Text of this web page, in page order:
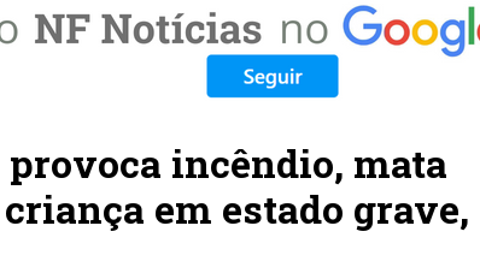
incêndio, mata
em estado grave,